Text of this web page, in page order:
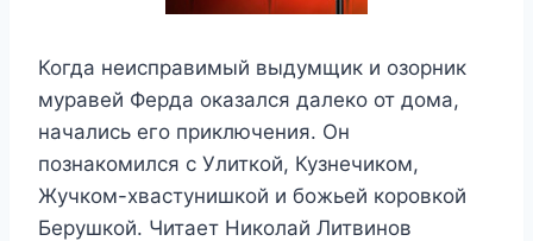
Когда неисправимый выдумщик и озорник
муравей Ферда оказался далеко от дома,
начались его приключения. Он
познакомился с Улиткой, Кузнечиком,
Жучком-хвастунишкой и божьей коровкой
Берушкой. Читает Николай Литвинов